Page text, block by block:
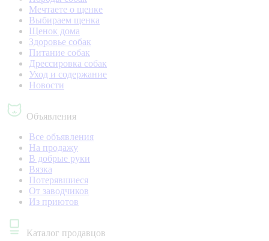
Мечтаете о щенке
Выбираем щенка
Щенок дома
Здоровье собак
Питание собак
Дрессировка собак
Уход и содержание
Новости
Объявления
Все объявления
На продажу
В добрые руки
Вязка
Потерявшиеся
От заводчиков
Из приютов
Каталог продавцов